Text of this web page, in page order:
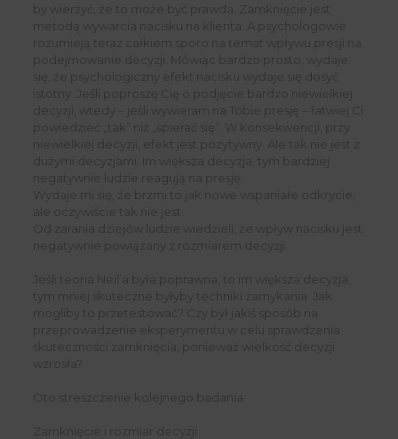
by wierzyć, że to może być prawda. Zamknięcie jest
metodą wywarcia nacisku na klienta. A psychologowie
rozumieją teraz całkiem sporo na temat wpływu presji na
podejmowanie decyzji. Mówiąc bardzo prosto, wydaje
się, że psychologiczny efekt nacisku wydaje się dosyć
istotny. Jeśli poproszę Cię o podjęcie bardzo niewielkiej
decyzji, wtedy – jeśli wywieram na Tobie presję – łatwiej Ci
powiedzieć „tak” niż „spierać się”. W konsekwencji, przy
niewielkiej decyzji, efekt jest pozytywny. Ale tak nie jest z
dużymi decyzjami. Im większa decyzja, tym bardziej
negatywnie ludzie reagują na presję.
Wydaje mi się, że brzmi to jak nowe wspaniałe odkrycie,
ale oczywiście tak nie jest.
Od zarania dziejów ludzie wiedzieli, że wpływ nacisku jest
negatywnie powiązany z rozmiarem decyzji.
Jeśli teoria Neil’a była poprawna, to im większa decyzja,
tym mniej skuteczne byłyby techniki zamykania. Jak
mogliby to przetestować? Czy był jakiś sposób na
przeprowadzenie eksperymentu w celu sprawdzenia
skuteczności zamknięcia, ponieważ wielkość decyzji
wzrosła?
Oto streszczenie kolejnego badania:
Zamknięcie i rozmiar decyzji